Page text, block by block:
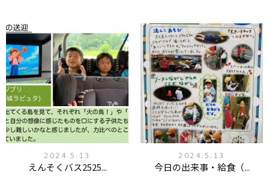
2024.5.13
えんそくバス2525...
2024.5.13
今日の出来事・給食（...